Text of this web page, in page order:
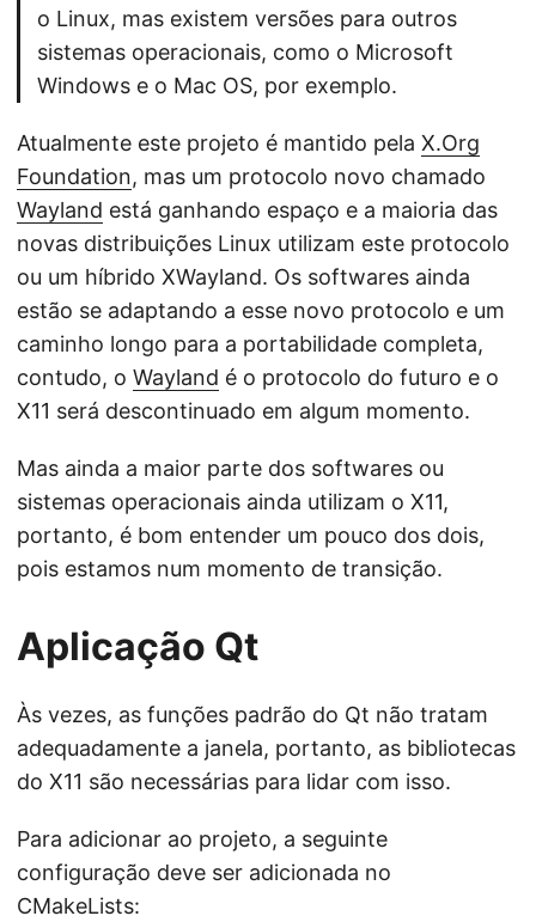
o Linux, mas existem versões para outros
sistemas operacionais, como o Microsoft
Windows e o Mac OS, por exemplo.
Atualmente este projeto é mantido pela X.Org
Foundation, mas um protocolo novo chamado
Wayland está ganhando espaço e a maioria das
novas distribuições Linux utilizam este protocolo
ou um híbrido XWayland. Os softwares ainda
estão se adaptando a esse novo protocolo e um
caminho longo para a portabilidade completa,
contudo, o Wayland é o protocolo do futuro e o
X11 será descontinuado em algum momento.
Mas ainda a maior parte dos softwares ou
sistemas operacionais ainda utilizam o X11,
portanto, é bom entender um pouco dos dois,
pois estamos num momento de transição.
Aplicação Qt
Às vezes, as funções padrão do Qt não tratam
adequadamente a janela, portanto, as bibliotecas
do X11 são necessárias para lidar com isso.
Para adicionar ao projeto, a seguinte
configuração deve ser adicionada no
CMakeLists: